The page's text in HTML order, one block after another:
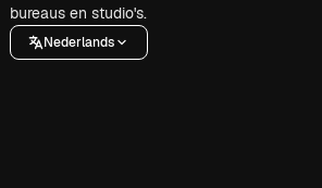
bureaus en studio's.
Nederlands